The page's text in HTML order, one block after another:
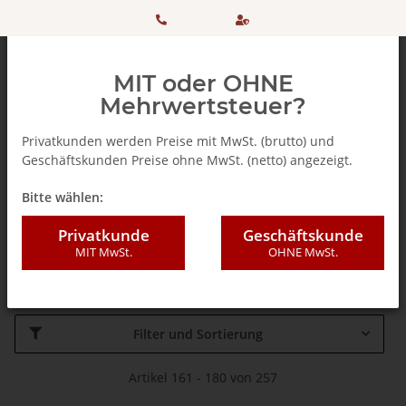
+ 49
506 98
einkaufen
SSL
Caffè Bonini - GRUPPO GIMOKA
Filter und Sortierung
Artikel 161 - 180 von 257
MIT oder OHNE
Mehrwertsteuer?
Privatkunden werden Preise mit MwSt. (brutto) und
Geschäftskunden Preise ohne MwSt. (netto) angezeigt.
Bitte wählen:
Privatkunde
MIT MwSt.
Geschäftskunde
OHNE MwSt.